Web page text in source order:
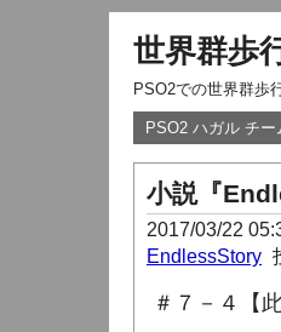
世界群歩
PSO2での世界群歩
PSO2 ハガル チ
小説『
2017/03/22
EndlessStory
＃７－４【